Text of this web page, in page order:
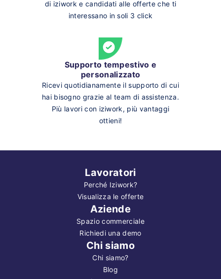
di iziwork e candidati alle offerte che ti
interessano in soli 3 click
Supporto tempestivo e
personalizzato
Ricevi quotidianamente il supporto di cui
hai bisogno grazie al team di assistenza.
Più lavori con iziwork, più vantaggi
ottieni!
Lavoratori
Perché Iziwork?
Visualizza le offerte
Aziende
Spazio commerciale
Richiedi una demo
Chi siamo
Chi siamo?
Blog